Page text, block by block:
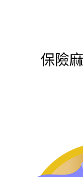
保險